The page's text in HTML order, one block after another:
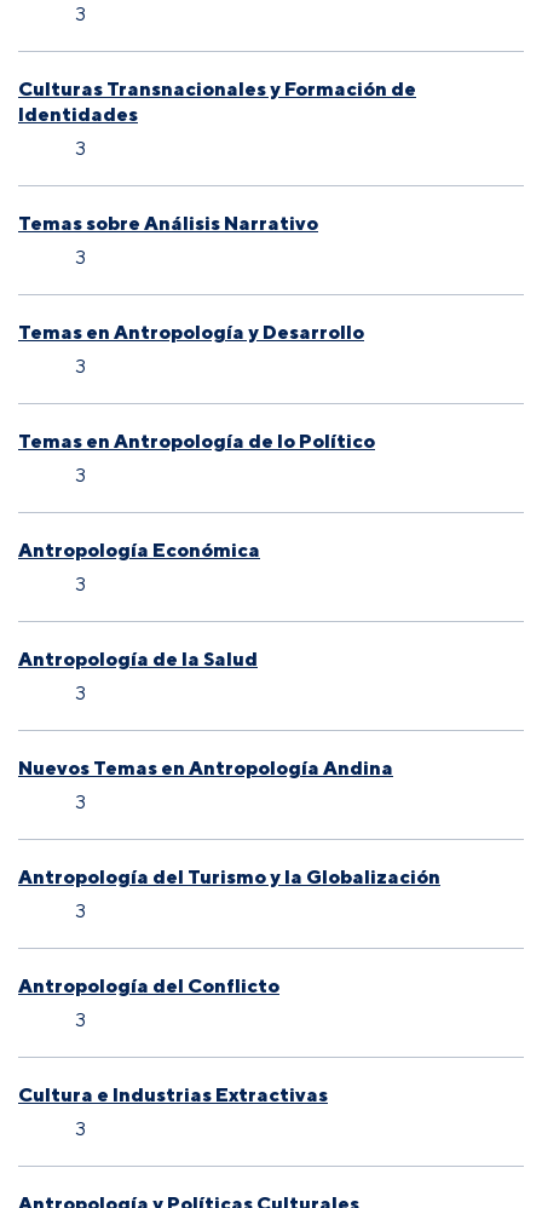
3
Culturas Transnacionales y Formación de
Identidades
3
Temas sobre Análisis Narrativo
3
Temas en Antropología y Desarrollo
3
Temas en Antropología de lo Político
3
Antropología Económica
3
Antropología de la Salud
3
Nuevos Temas en Antropología Andina
3
Antropología del Turismo y la Globalización
3
Antropología del Conflicto
3
Cultura e Industrias Extractivas
3